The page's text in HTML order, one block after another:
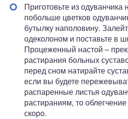
Приготовьте из одуванчика
побольше цветков
бутылку наполовину.
одеколоном и поставьте в
Процеженный настой –
растирания больных
перед сном натирайте
если вы будете
распаренные листья
растираниям, то
скоро.